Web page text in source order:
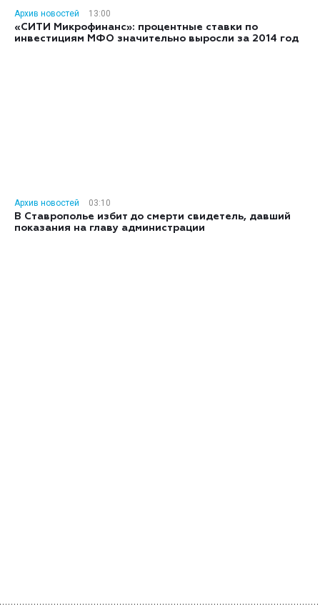
Архив новостей
13:00
«СИТИ Микрофинанс»: процентные ставки по
инвестициям МФО значительно выросли за 2014 год
Архив новостей
03:10
В Ставрополье избит до смерти свидетель, давший
показания на главу администрации